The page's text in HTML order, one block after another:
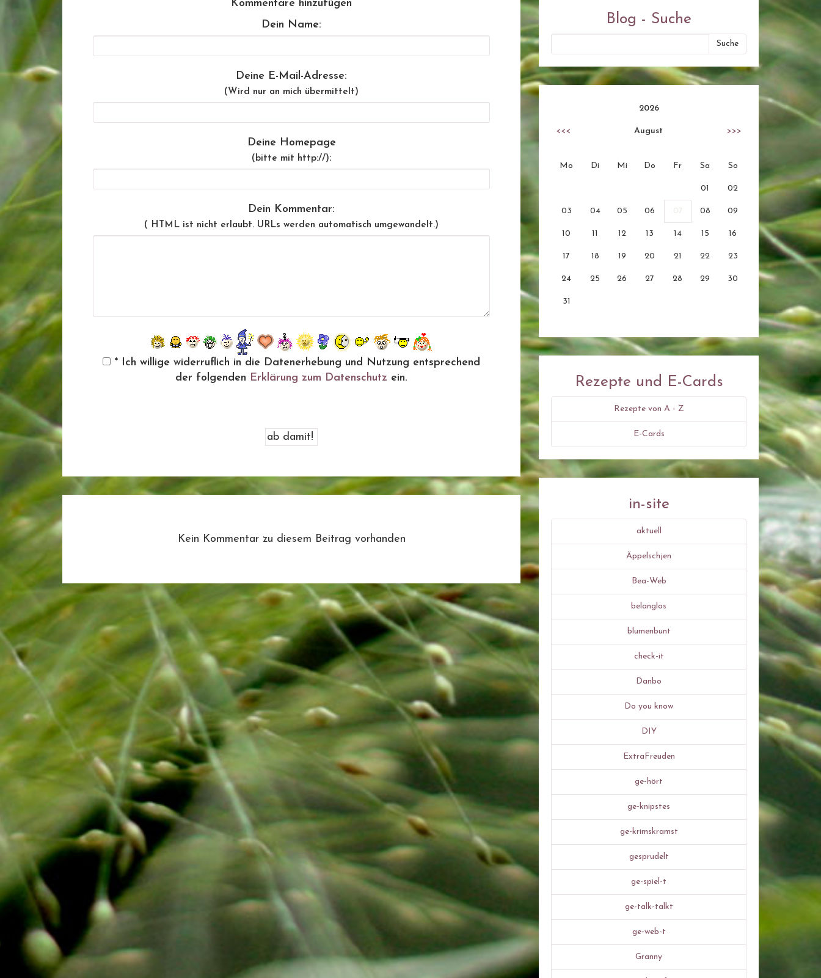
Kommentare hinzufügen
Dein Name:
Deine E-Mail-Adresse:
(Wird nur an mich übermittelt)
Deine Homepage
(bitte mit http://):
Dein Kommentar:
( HTML ist nicht erlaubt. URLs werden automatisch umgewandelt.)
* Ich willige widerruflich in die Datenerhebung und Nutzung entsprechend
der folgenden Erklärung zum Datenschutz ein.
Kein Kommentar zu diesem Beitrag vorhanden
Blog - Suche
2026
<<< August >>>
Mo Di Mi Do Fr Sa So
01 02
03 04 05 06 07 08 09
10 11 12 13 14 15 16
17 18 19 20 21 22 23
24 25 26 27 28 29 30
31
Rezepte und E-Cards
Rezepte von A - Z
E-Cards
in-site
aktuell
Äppelschjen
Bea-Web
belanglos
blumenbunt
check-it
Danbo
Do you know
DIY
ExtraFreuden
ge-hört
ge-knipstes
ge-krimskramst
gesprudelt
ge-spiel-t
ge-talk-talkt
ge-web-t
Granny